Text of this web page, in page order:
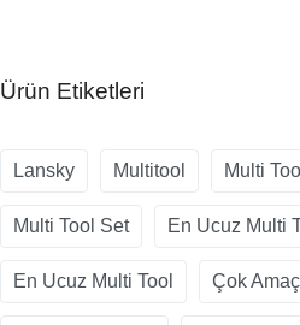
Ürün Etiketleri
Lansky Multitool Multi Tool
Multi Tool Set En Ucuz Multi
En Ucuz Multi Tool Çok